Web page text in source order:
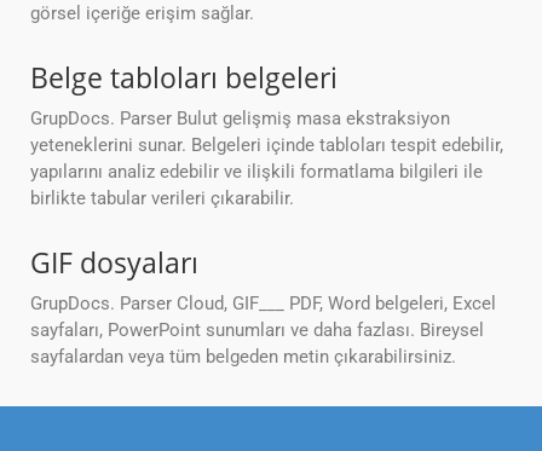
görsel içeriğe erişim sağlar.
Belge tabloları belgeleri
GrupDocs. Parser Bulut gelişmiş masa ekstraksiyon
yeteneklerini sunar. Belgeleri içinde tabloları tespit edebilir,
yapılarını analiz edebilir ve ilişkili formatlama bilgileri ile
birlikte tabular verileri çıkarabilir.
GIF dosyaları
GrupDocs. Parser Cloud, GIF___ PDF, Word belgeleri, Excel
sayfaları, PowerPoint sunumları ve daha fazlası. Bireysel
sayfalardan veya tüm belgeden metin çıkarabilirsiniz.